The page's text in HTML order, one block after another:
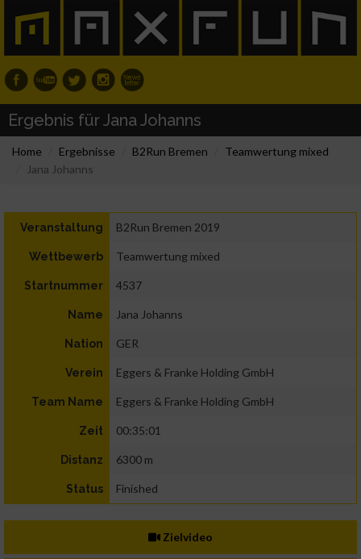
Ergebnis für Jana Johanns
Home Ergebnisse B2Run Bremen
Teamwertung mixed
Jana Johanns
Veranstaltung B2Run Bremen 2019
Wettbewerb Teamwertung mixed
Startnummer 4537
Name Jana Johanns
Nation GER
Verein Eggers & Franke Holding GmbH
Team Name Eggers & Franke Holding GmbH
Zeit 00:35:01
Distanz 6300 m
Status Finished
Zielvideo